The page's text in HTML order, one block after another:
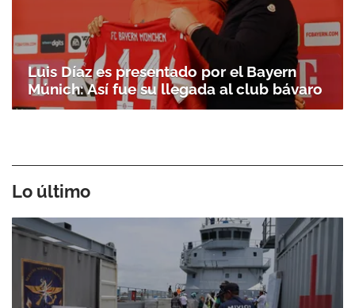
Luis Díaz es presentado por el Bayern
Múnich: Así fue su llegada al club bávaro
Lo último